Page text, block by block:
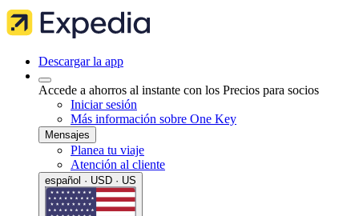
Descargar la app
Accede a ahorros al instante con los Precios para socios
Iniciar sesión
Más información sobre One Key
Mensajes
Planea tu viaje
Atención al cliente
español · USD · US